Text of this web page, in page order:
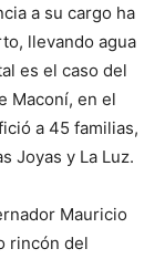
a su cargo ha
llevando agua
es el caso del
Maconí, en el
a 45 familias,
Joyas y La Luz.
Mauricio
rincón del